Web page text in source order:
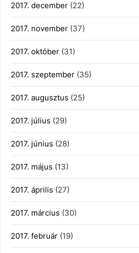
2017. december (22)
2017. november (37)
2017. október (31)
2017. szeptember (35)
2017. augusztus (25)
2017. július (29)
2017. június (28)
2017. május (13)
2017. április (27)
2017. március (30)
2017. február (19)